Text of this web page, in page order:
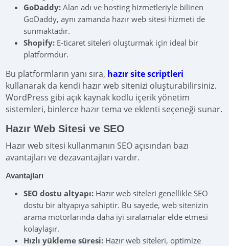
GoDaddy: Alan adı ve hosting hizmetleriyle bilinen
GoDaddy, aynı zamanda hazır web sitesi hizmeti de
sunmaktadır.
Shopify: E-ticaret siteleri oluşturmak için ideal bir
platformdur.
Bu platformların yanı sıra, hazır site scriptleri
kullanarak da kendi hazır web sitenizi oluşturabilirsiniz.
WordPress gibi açık kaynak kodlu içerik yönetim
sistemleri, binlerce hazır tema ve eklenti seçeneği sunar.
Hazır Web Sitesi ve SEO
Hazır web sitesi kullanmanın SEO açısından bazı
avantajları ve dezavantajları vardır.
Avantajları
SEO dostu altyapı: Hazır web siteleri genellikle SEO
dostu bir altyapıya sahiptir. Bu sayede, web sitenizin
arama motorlarında daha iyi sıralamalar elde etmesi
kolaylaşır.
Hızlı yükleme süresi: Hazır web siteleri, optimize